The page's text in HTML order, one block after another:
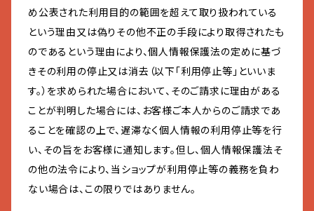
め公表された利用目的の範囲を超えて取り扱われている
という理由又は偽りその他不正の手段により取得されたも
のであるという理由により、個人情報保護法の定めに基づ
きその利用の停止又は消去（以下「利用停止等」といいま
す。）を求められた場合において、そのご請求に理由がある
ことが判明した場合には、お客様ご本人からのご請求であ
ることを確認の上で、遅滞なく個人情報の利用停止等を行
い、その旨をお客様に通知します。但し、個人情報保護法そ
の他の法令により、当ショップが利用停止等の義務を負わ
ない場合は、この限りではありません。